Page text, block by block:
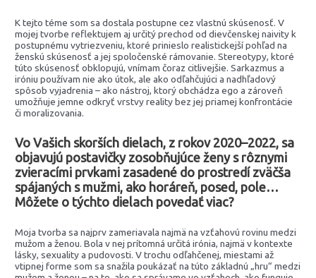
K tejto téme som sa dostala postupne cez vlastnú skúsenosť. V
mojej tvorbe reflektujem aj určitý prechod od dievčenskej naivity k
postupnému vytriezveniu, ktoré prinieslo realistickejší pohľad na
ženskú skúsenosť a jej spoločenské rámovanie. Stereotypy, ktoré
túto skúsenosť obklopujú, vnímam čoraz citlivejšie. Sarkazmus a
iróniu používam nie ako útok, ale ako odľahčujúci a nadhľadový
spôsob vyjadrenia – ako nástroj, ktorý obchádza ego a zároveň
umožňuje jemne odkryť vrstvy reality bez jej priamej konfrontácie
či moralizovania.
Vo Vašich skorších dielach, z rokov 2020–2022, sa
objavujú postavičky zosobňujúce ženy s rôznymi
zvieracími prvkami zasadené do prostredí zväčša
spájaných s mužmi, ako horáreň, posed, pole…
Môžete o týchto dielach povedať viac?
Moja tvorba sa najprv zameriavala najmä na vzťahovú rovinu medzi
mužom a ženou. Bola v nej prítomná určitá irónia, najmä v kontexte
lásky, sexuality a pudovosti. V trochu odľahčenej, miestami až
vtipnej forme som sa snažila poukázať na túto základnú „hru“ medzi